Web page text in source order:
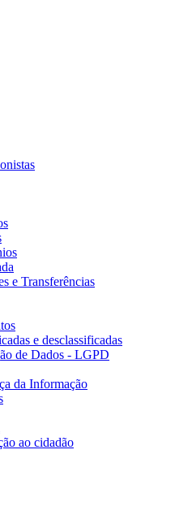
e Transferências
e desclassificadas
de Dados - LGPD
da Informação
ao cidadão